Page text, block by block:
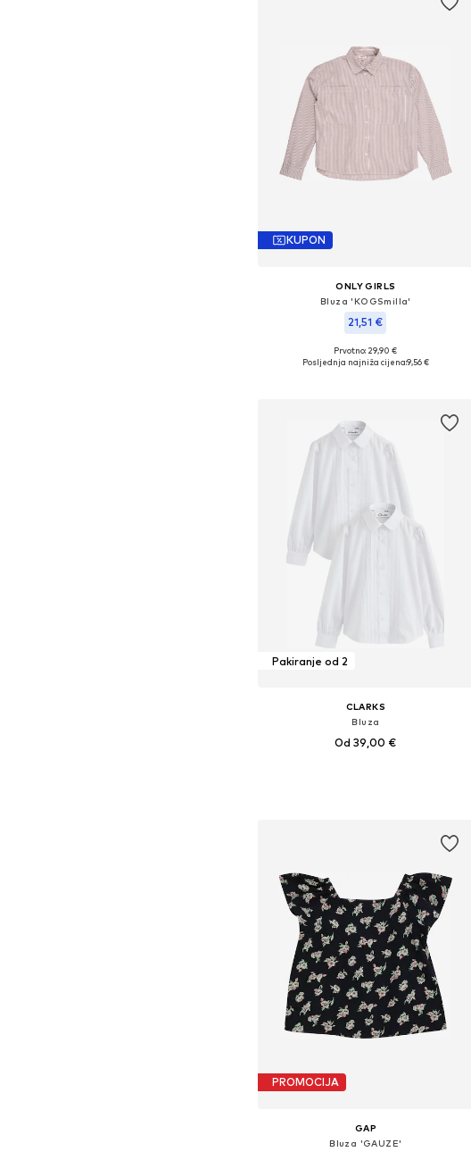
KUPON
ONLY GIRLS
Bluza 'KOGSmilla'
21,51 €
Dostupno u više veličina
Prvotno: 29,90 €
Posljednja najniža cijena:9,56 €
Pakiranje od 2
CLARKS
Bluza
Od 39,00 €
PROMOCIJA
GAP
Bluza 'GAUZE'